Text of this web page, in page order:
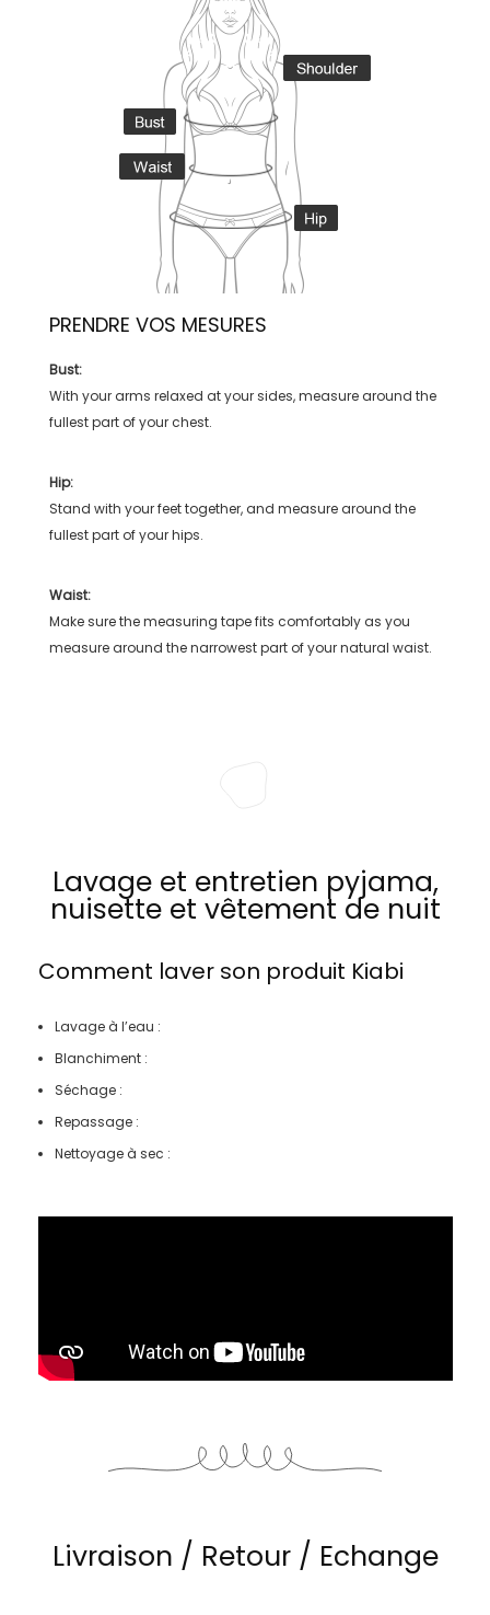
PRENDRE VOS MESURES
Bust:
With your arms relaxed at your sides, measure around the
fullest part of your chest.
Hip:
Stand with your feet together, and measure around the
fullest part of your hips.
Waist:
Make sure the measuring tape fits comfortably as you
measure around the narrowest part of your natural waist.
Lavage et entretien pyjama,
nuisette et vêtement de nuit
Comment laver son produit Kiabi
Lavage à l’eau :
Blanchiment :
Séchage :
Repassage :
Nettoyage à sec :
Livraison / Retour / Echange